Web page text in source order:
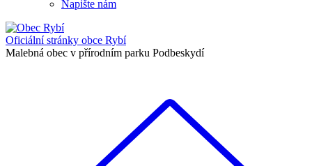
Napište nám
Oficiální stránky obce Rybí
Malebná obec v přírodním parku Podbeskydí